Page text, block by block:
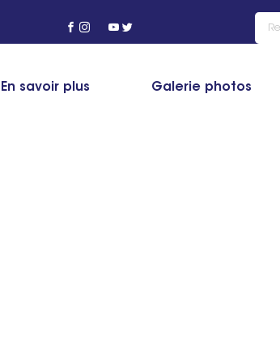
En savoir plus Galerie photos
Quel est le prix d’une formation en